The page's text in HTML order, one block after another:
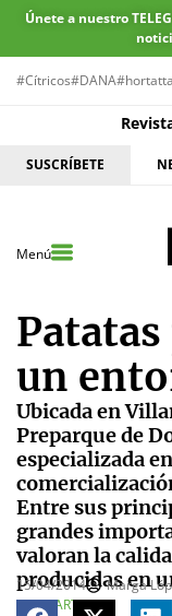
Únete a nuestro
#Cítricos#DANA
SUSCRÍBETE
Menú
un
Ubicada en
Preparque de
especializada
Entre sus
grandes
valoran la
producidas en
15/04/2014
Marga
COMPARTE